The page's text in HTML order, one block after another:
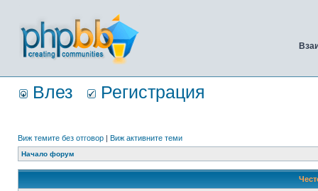
Влез Регистрация
Виж темите без отговор | Виж активните теми
Начало форум